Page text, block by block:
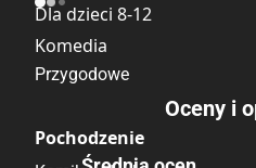
Dla dzieci 8-12
Komedia
Przygodowe
Pochodzenie
Oceny i